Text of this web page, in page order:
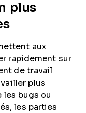
plus
aux
rapidement sur
de travail
plus
bugs ou
les parties